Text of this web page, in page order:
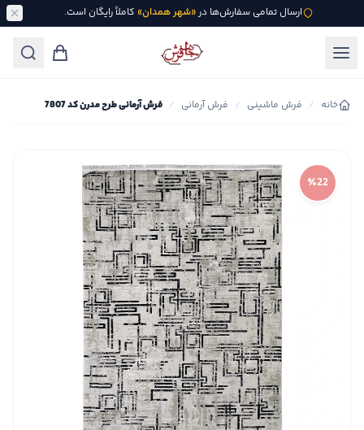
ارسال تمامی سفارش‌ها در«شهر همدان» کاملاً رایگان است.
خانه / فرش ماشینی / فرش آرمانی / فرش آرمانی طرح مدرن کد 7807
٪22